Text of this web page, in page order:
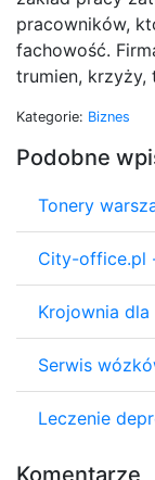
pracowników,
fachowość.
trumien, krzyży,
Kategorie: Biznes
Podobne
Tonery
City-office.pl
Krojownia dla
Serwis
Leczenie
Komentarze